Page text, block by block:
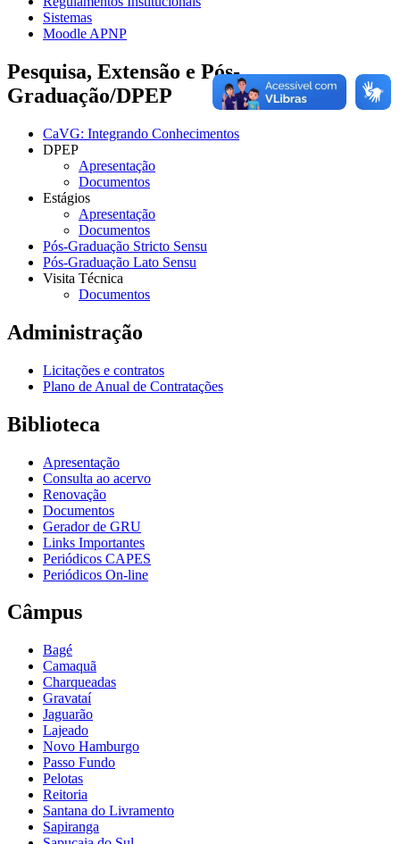
Sistemas
Moodle APNP
Pesquisa, Extensão e Pós-
Graduação/DPEP
CaVG: Integrando Conhecimentos
DPEP
Apresentação
Documentos
Estágios
Apresentação
Documentos
Pós-Graduação Stricto Sensu
Pós-Graduação Lato Sensu
Visita Técnica
Documentos
Administração
Licitações e contratos
Plano de Anual de Contratações
Biblioteca
Apresentação
Consulta ao acervo
Renovação
Documentos
Gerador de GRU
Links Importantes
Periódicos CAPES
Periódicos On-line
Câmpus
Bagé
Camaquã
Charqueadas
Gravataí
Jaguarão
Lajeado
Novo Hamburgo
Passo Fundo
Pelotas
Reitoria
Santana do Livramento
Sapiranga